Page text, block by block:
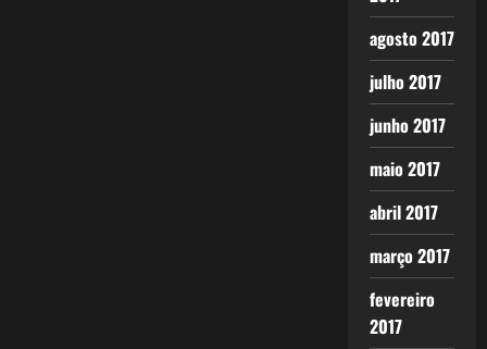
agosto 2017
julho 2017
junho 2017
maio 2017
abril 2017
março 2017
fevereiro
2017